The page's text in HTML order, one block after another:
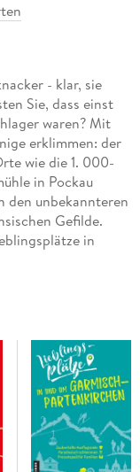
- klar, sie
Sie, dass einst
waren? Mit
erklimmen: der
wie die 1. 000-
in Pockau
den unbekannteren
Gefilde.
in